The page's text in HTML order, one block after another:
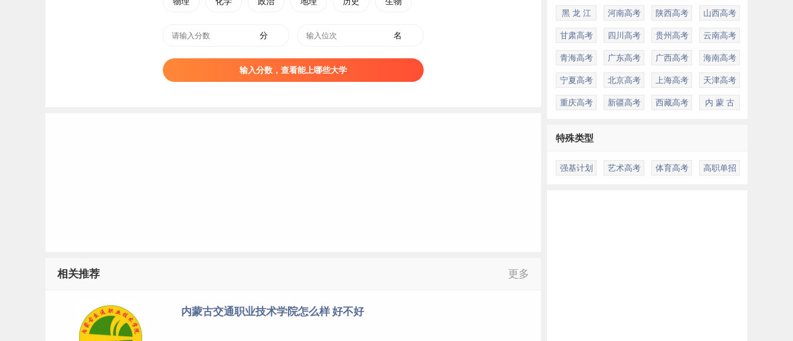
2021届内蒙古交通职业技术学院毕业生就业质量报告：https://nmjtzy.nmbys.cn/news/view/aid/120025/tag/XW
分 名
输入分数，查看能上哪些大学
相关推荐 更多
内蒙古交通职业技术学院怎么样 好不好
黑 龙 江 河南高考 陕西高考 山西高考
甘肃高考 四川高考 贵州高考 云南高考
青海高考 广东高考 广西高考 海南高考
宁夏高考 北京高考 上海高考 天津高考
重庆高考 新疆高考 西藏高考 内 蒙 古
特殊类型
强基计划 艺术高考 体育高考 高职单招